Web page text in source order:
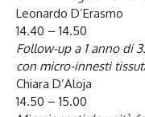
Leonardo D’Erasmo
14.40 – 14.50
Follow-up a 1 anno di
con micro-innesti
Chiara D’Aloja
14.50 – 15.00